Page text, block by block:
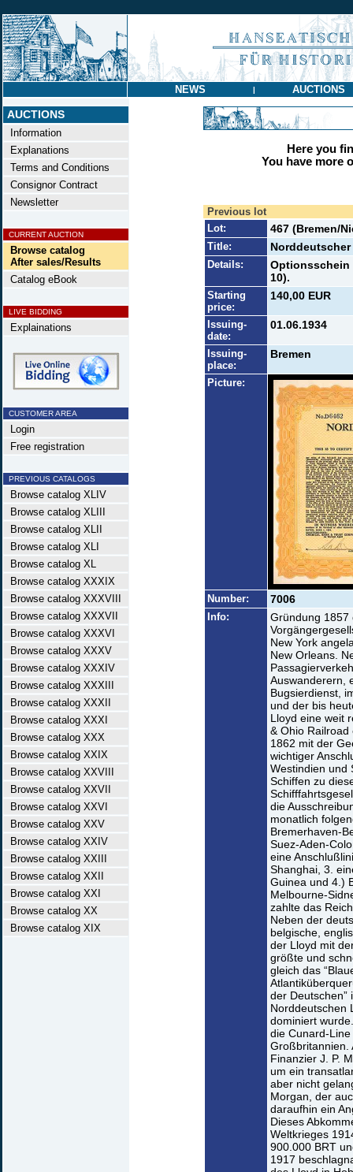
NEWS | AUCTIONS
AUCTIONS
Information
Explanations
Terms and Conditions
Consignor Contract
Newsletter
CURRENT AUCTION
Browse catalog
After sales/Results
Catalog eBook
LIVE BIDDING
Explainations
CUSTOMER AREA
Login
Free registration
PREVIOUS CATALOGS
Browse catalog XLIV
Browse catalog XLIII
Browse catalog XLII
Browse catalog XLI
Browse catalog XL
Browse catalog XXXIX
Browse catalog XXXVIII
Browse catalog XXXVII
Browse catalog XXXVI
Browse catalog XXXV
Browse catalog XXXIV
Browse catalog XXXIII
Browse catalog XXXII
Browse catalog XXXI
Browse catalog XXX
Browse catalog XXIX
Browse catalog XXVIII
Browse catalog XXVII
Browse catalog XXVI
Browse catalog XXV
Browse catalog XXIV
Browse catalog XXIII
Browse catalog XXII
Browse catalog XXI
Browse catalog XX
Browse catalog XIX
Here you
You have more
Previous lot
Lot:
467 (Bremen/
Title:
Details:
Optionsschein
10).
Starting
price:
140,00 EUR
Issuing-
date:
01.06.1934
Issuing-
place:
Bremen
Picture:
Number: 7006
Info:
Gründung 1857
New York
New Orleans.
Auswanderern,
Bugsierdienst,
und der bis
Lloyd eine weit
& Ohio
1862 mit der
wichtiger
Westindien und
Schiffen zu
die
monatlich
Bremerhaven-
Suez-Aden-
eine
Shanghai, 3.
Guinea und 4.)
Melbourne-
zahlte das
Neben der
belgische,
der Lloyd mit
größte und
gleich das
der Deutschen”
Norddeutschen
dominiert
die Cunard-
Großbritannien.
Finanzier J. P.
um ein
aber nicht
Morgan, der
daraufhin ein
Dieses
Weltkrieges
900.000 BRT
1917